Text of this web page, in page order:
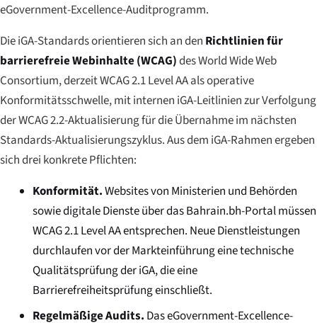
eGovernment-Excellence-Auditprogramm.
Die iGA-Standards orientieren sich an den Richtlinien für
barrierefreie Webinhalte (WCAG)des World Wide Web
Consortium, derzeit WCAG 2.1 Level AA als operative
Konformitätsschwelle, mit internen iGA-Leitlinien zur Verfolgung
der WCAG 2.2-Aktualisierung für die Übernahme im nächsten
Standards-Aktualisierungszyklus. Aus dem iGA-Rahmen ergeben
sich drei konkrete Pflichten:
Konformität.Websites von Ministerien und Behörden
sowie digitale Dienste über das Bahrain.bh-Portal müssen
WCAG 2.1 Level AA entsprechen. Neue Dienstleistungen
durchlaufen vor der Markteinführung eine technische
Qualitätsprüfung der iGA, die eine
Barrierefreiheitsprüfung einschließt.
Regelmäßige Audits. Das eGovernment-Excellence-